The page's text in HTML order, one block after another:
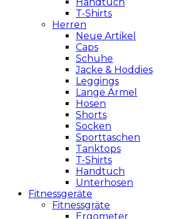
T-Shirts
Herren
Neue Artikel
Caps
Schuhe
Jacke & Hoddies
Leggings
Lange Ärmel
Hosen
Shorts
Socken
Sporttaschen
Tanktops
T-Shirts
Handtuch
Unterhosen
Fitnessgeräte
Fitnessgräte
Ergometer